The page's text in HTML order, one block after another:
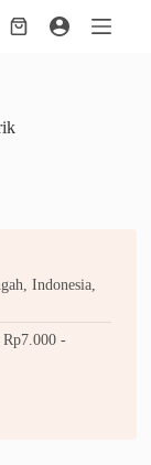
Shopping
Indonesia,
Rp7.000 -